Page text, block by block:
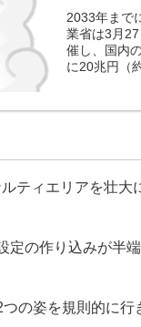
気がなかったら
ャルを持っていて
ハイブリッドバッ
「日本は外国人労
スを改善
トフォー
2033年まで
業省は3月
催し、国内
に20兆円（
ティエリアを壮
定の作り込みが半
つの姿を規則的に